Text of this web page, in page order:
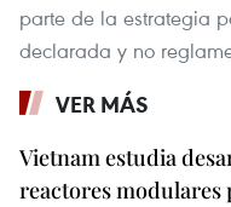
parte de la estrategia
declarada y no
VER MÁS
Vietnam estudia
reactores modulares